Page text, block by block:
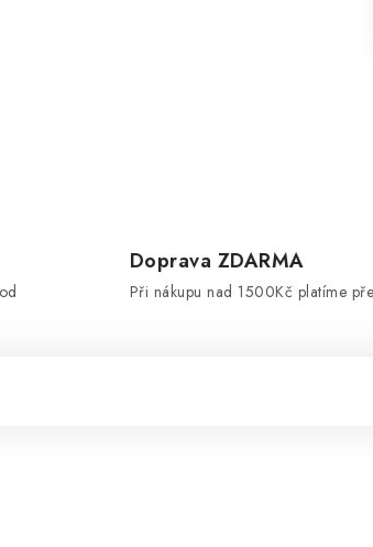
Doprava ZDARMA
Při nákupu nad 1500Kč platíme